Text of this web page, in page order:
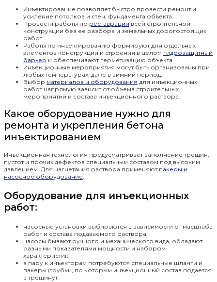
Инъектирование позволяет быстро провести ремонт и
усиление потолков и стен, фундамента объекта.
Провести работы по реставрации всей строительной
конструкции без ее разбора и земельных дорогостоящих
работ.
Работы по инъектированию формируют для отдельных
элементов конструкции и строения в целом гидрозащитный
барьер и обеспечивают герметизацию объекта.
Инъекционные мероприятия могут быть организованы при
любых температурах, даже в зимний период.
Выбор материалов и оборудования для инъекционных
работ напрямую зависит от объема строительных
мероприятий и состава инъекционного раствора.
Какое оборудование нужно для
ремонта и укрепления бетона
инъектированием
Инъекционная технология предусматривает заполнение трещин,
пустот и прочих дефектов специальным составом под высоким
давлением. Для нагнетания раствора применяют пакеры и
насосное оборудование.
Оборудование для инъекционных
работ:
насосные установки выбираются в зависимости от масштаба
работ и состава подаваемого раствора;
насосы бывают ручного и механического вида, обладают
разными показателями мощности и набором
характеристик;
в пару к инъекторам потребуются специальные шланги и
пакеры (трубки, по которым инъекционный состав подается
в трещину).